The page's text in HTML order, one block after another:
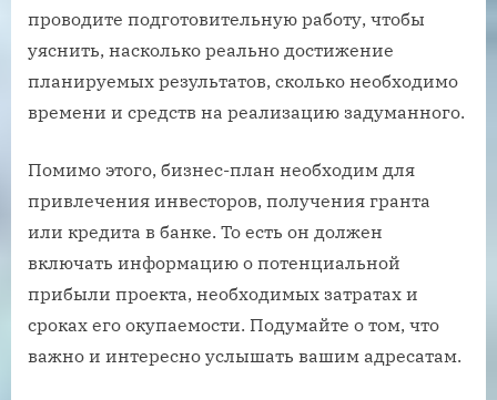
проводите подготовительную работу, чтобы
уяснить, насколько реально достижение
планируемых результатов, сколько необходимо
времени и средств на реализацию задуманного.
Помимо этого, бизнес-план необходим для
привлечения инвесторов, получения гранта
или кредита в банке. То есть он должен
включать информацию о потенциальной
прибыли проекта, необходимых затратах и
сроках его окупаемости. Подумайте о том, что
важно и интересно услышать вашим адресатам.